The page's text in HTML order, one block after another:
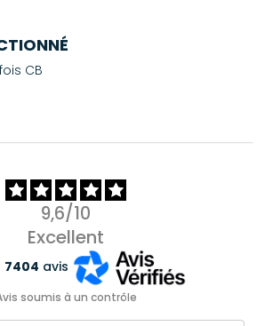
CB
9,6/10
Excellent
7404 avis
soumis à un contrôle